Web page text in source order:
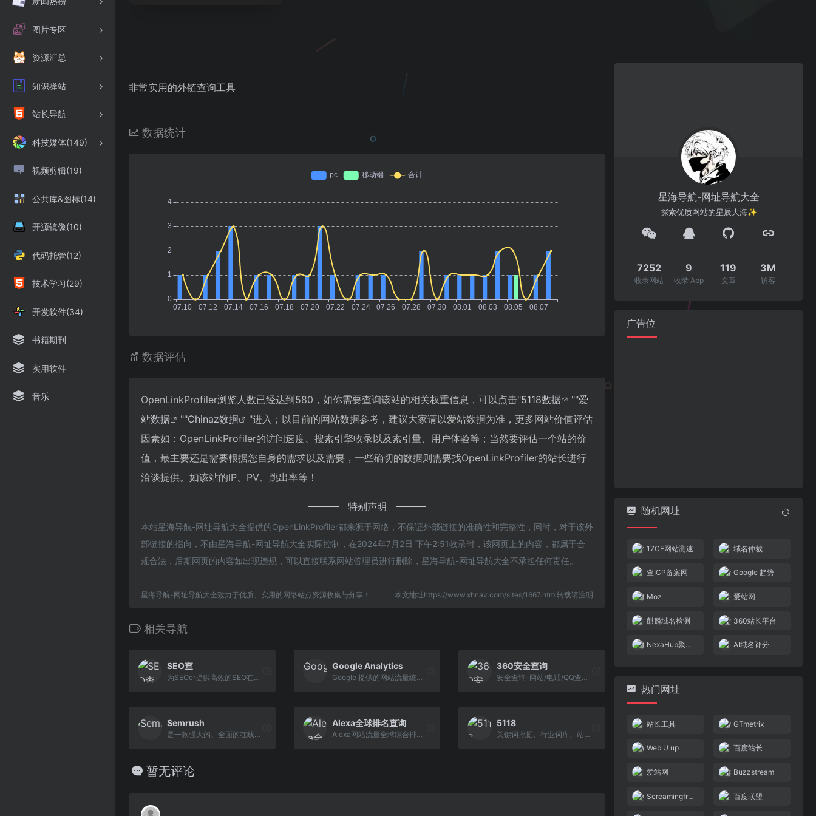
图片专区
资源汇总
知识驿站
站长导航
科技媒体(149)
视频剪辑(19)
公共库&图标(14)
开源镜像(10)
代码托管(12)
技术学习(29)
开发软件(34)
书籍期刊
实用软件
音乐
非常实用的外链查询工具
数据统计
数据评估
OpenLinkProfiler浏览人数已经达到580，如你需要查询该站的相关权重信息，可以点击"5118数据 ""爱
站数据
""Chinaz数据
"进入；以目前的网站数据参考，建议大家请以爱站数据为准，更多网站价值评估
因素如：OpenLinkProfiler的访问速度、搜索引擎收录以及索引量、用户体验等；当然要评估一个站的价
值，最主要还是需要根据您自身的需求以及需要，一些确切的数据则需要找OpenLinkProfiler的站长进行
洽谈提供。如该站的IP、PV、跳出率等！
特别声明
本站星海导航-网址导航大全提供的OpenLinkProfiler都来源于网络，不保证外部链接的准确性和完整性，同时，对于该外
部链接的指向，不由星海导航-网址导航大全实际控制，在2024年7月2日 下午2:51收录时，该网页上的内容，都属于合
规合法，后期网页的内容如出现违规，可以直接联系网站管理员进行删除，星海导航-网址导航大全不承担任何责任。
星海导航-网址导航大全致力于优质、实用的网络站点资源收集与分享！ 本文地址https://www.xhnav.com/sites/1667.html转载请注明
相关导航
SEO查
为SEOer提供高效的SEO在线解决方案，集合SEO常用工具，批量化查询网站收录、关键词排名、状态码与死链检测、网址采集，长尾关键词挖掘等SEO综合查询服务 - SEOCha.net
Google Analytics
Google 提供的网站流量统计与分析，可让网站所有者获取全面的网站流量报告
360安全查询
安全查询-网站/电话/QQ查询-诈骗查询-360安全服务
Semrush
是一款强大的、全面的在线营销竞争情报平台
Alexa全球排名查询
Alexa网站流量全球综合排名查询。免费提供Alexa网站流量排名官方数据查询，中文网站排行榜，官方网站ICP备案信息查询，域名注册信息查询，网站访问量查询，网站浏览量查询，网站排名变化趋势数据每日更新。
5118
关键词挖掘、行业词库、站群权重监控、关键词排名监控等。
暂无评论
星海导航-网址导航大全
探索优质网站的星辰大海✨
7252
收录网站
9
收录 App
119
文章
3M
访客
广告位
随机网址
17CE网站测速 域名仲裁
查ICP备案网 Google 趋势
Moz 爱站网
麒麟域名检测 360站长平台
NexaHub聚合登录 AI域名评分
热门网址
站长工具 GTmetrix
Web U up 百度站长
爱站网 Buzzstream
Screamingfrog 百度联盟